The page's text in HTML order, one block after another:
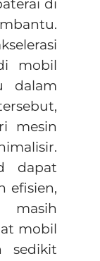
di
mobil
dalam
mesin
dapat
efisien,
masih
mobil
sedikit